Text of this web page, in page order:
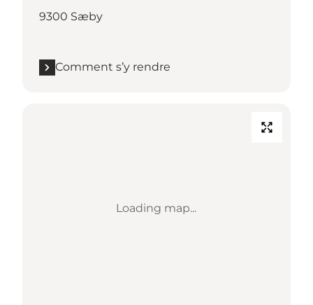
9300 Sæby
Comment s’y rendre
Loading map...